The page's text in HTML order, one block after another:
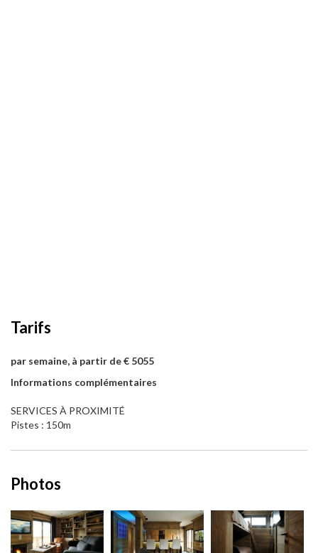
Tarifs
par semaine, à partir de € 5055
Informations complémentaires
SERVICES À PROXIMITÉ
Pistes : 150m
Photos